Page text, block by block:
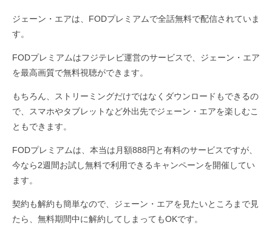
ジェーン・エアは、FODプレミアムで全話無料で配信されていま
す。
FODプレミアムはフジテレビ運営のサービスで、ジェーン・エア
を最高画質で無料視聴ができます。
もちろん、ストリーミングだけではなくダウンロードもできるの
で、スマホやタブレットなど外出先でジェーン・エアを楽しむこ
ともできます。
FODプレミアムは、本当は月額888円と有料のサービスですが、
今なら2週間お試し無料で利用できるキャンペーンを開催してい
ます。
契約も解約も簡単なので、ジェーン・エアを見たいところまで見
たら、無料期間中に解約してしまってもOKです。